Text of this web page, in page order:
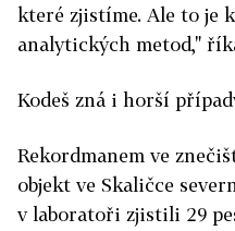
které zjistíme. Ale to je
analytických metod,"
Kodeš zná i horší
Rekordmanem ve
objekt ve Skaličce
v laboratoři zjistili 29